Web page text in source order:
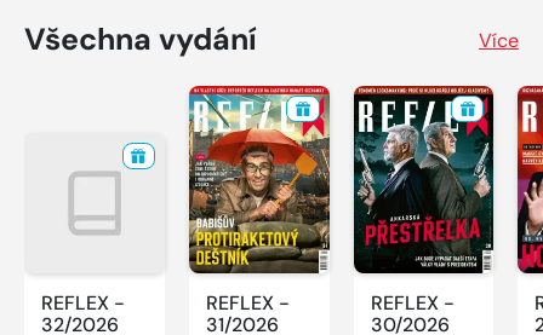
Všechna vydání Více
REFLEX -
32/2026
REFLEX -
31/2026
REFLEX -
30/2026